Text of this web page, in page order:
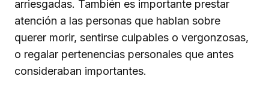
arriesgadas. También es importante prestar
atención a las personas que hablan sobre
querer morir, sentirse culpables o vergonzosas,
o regalar pertenencias personales que antes
consideraban importantes.